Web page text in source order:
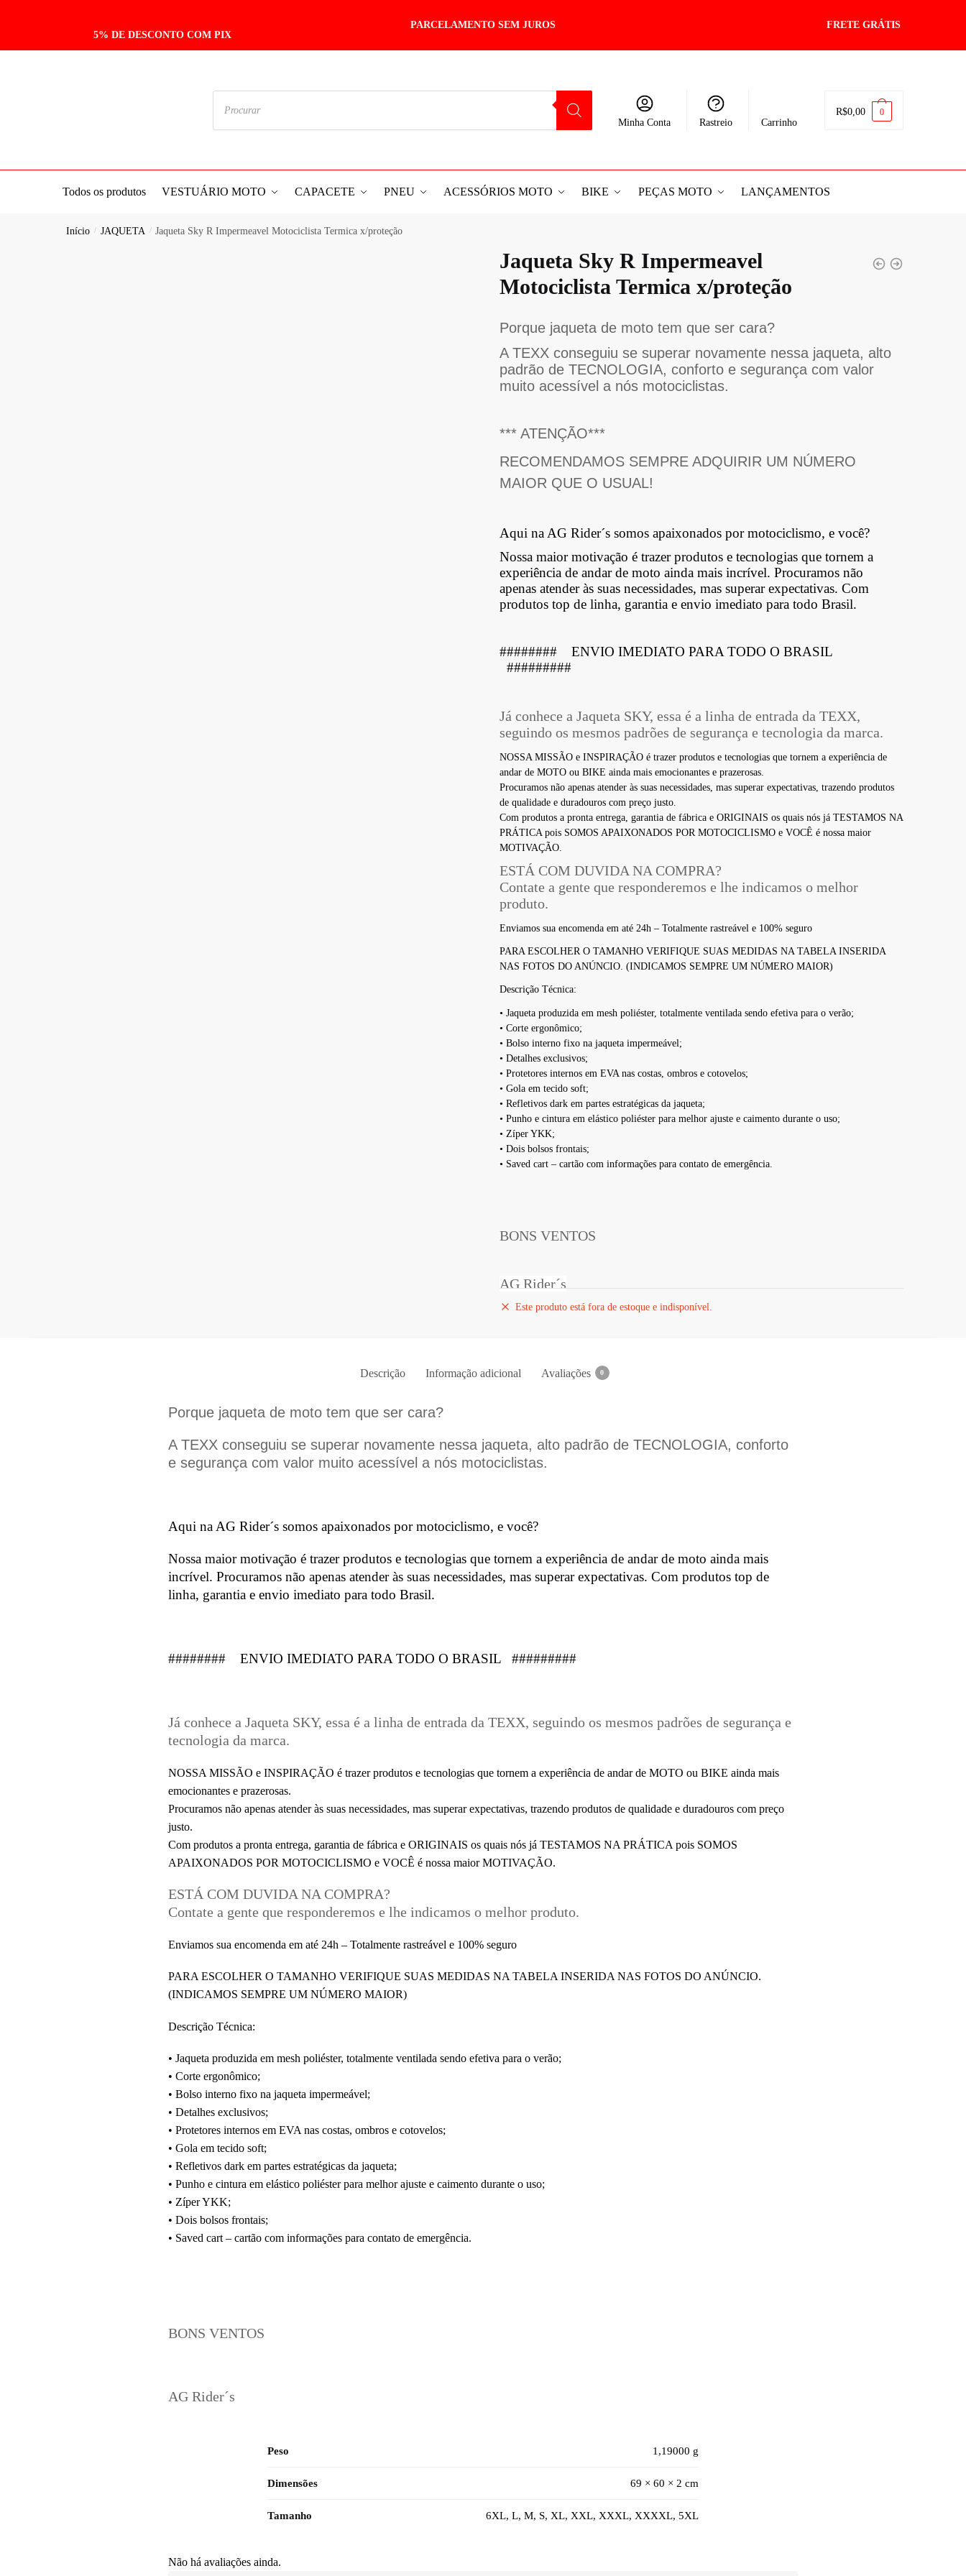
5% DE DESCONTO COM PIX
PARCELAMENTO SEM JUROS FRETE GRÁTIS
Minha Conta Rastreio Carrinho
R$0,00 0
Todos os produtos VESTUÁRIO MOTO CAPACETE PNEU ACESSÓRIOS MOTO BIKE PEÇAS MOTO LANÇAMENTOS
Início / JAQUETA / Jaqueta Sky R Impermeavel Motociclista Termica x/proteção
Jaqueta Sky R Impermeavel
Motociclista Termica x/proteção
Porque jaqueta de moto tem que ser cara?
A TEXX conseguiu se superar novamente nessa jaqueta, alto
padrão de TECNOLOGIA, conforto e segurança com valor
muito acessível a nós motociclistas.
*** ATENÇÃO***
RECOMENDAMOS SEMPRE ADQUIRIR UM NÚMERO
MAIOR QUE O USUAL!
Aqui na AG Rider´s somos apaixonados por motociclismo, e você?
Nossa maior motivação é trazer produtos e tecnologias que tornem a
experiência de andar de moto ainda mais incrível. Procuramos não
apenas atender às suas necessidades, mas superar expectativas. Com
produtos top de linha, garantia e envio imediato para todo Brasil.
######## ENVIO IMEDIATO PARA TODO O BRASIL
#########
Já conhece a Jaqueta SKY, essa é a linha de entrada da TEXX,
seguindo os mesmos padrões de segurança e tecnologia da marca.
NOSSA MISSÃO e INSPIRAÇÃO é trazer produtos e tecnologias que tornem a experiência de
andar de MOTO ou BIKE ainda mais emocionantes e prazerosas.
Procuramos não apenas atender às suas necessidades, mas superar expectativas, trazendo produtos
de qualidade e duradouros com preço justo.
Com produtos a pronta entrega, garantia de fábrica e ORIGINAIS os quais nós já TESTAMOS NA
PRÁTICA pois SOMOS APAIXONADOS POR MOTOCICLISMO e VOCÊ é nossa maior
MOTIVAÇÃO.
ESTÁ COM DUVIDA NA COMPRA?
Contate a gente que responderemos e lhe indicamos o melhor
produto.
Enviamos sua encomenda em até 24h – Totalmente rastreável e 100% seguro
PARA ESCOLHER O TAMANHO VERIFIQUE SUAS MEDIDAS NA TABELA INSERIDA
NAS FOTOS DO ANÚNCIO. (INDICAMOS SEMPRE UM NÚMERO MAIOR)
Descrição Técnica:
• Jaqueta produzida em mesh poliéster, totalmente ventilada sendo efetiva para o verão;
• Corte ergonômico;
• Bolso interno fixo na jaqueta impermeável;
• Detalhes exclusivos;
• Protetores internos em EVA nas costas, ombros e cotovelos;
• Gola em tecido soft;
• Refletivos dark em partes estratégicas da jaqueta;
• Punho e cintura em elástico poliéster para melhor ajuste e caimento durante o uso;
• Zíper YKK;
• Dois bolsos frontais;
• Saved cart – cartão com informações para contato de emergência.
BONS VENTOS
AG Rider´s
Este produto está fora de estoque e indisponível.
Descrição Informação adicional Avaliações 0
Porque jaqueta de moto tem que ser cara?
A TEXX conseguiu se superar novamente nessa jaqueta, alto padrão de TECNOLOGIA, conforto
e segurança com valor muito acessível a nós motociclistas.
Aqui na AG Rider´s somos apaixonados por motociclismo, e você?
Nossa maior motivação é trazer produtos e tecnologias que tornem a experiência de andar de moto ainda mais
incrível. Procuramos não apenas atender às suas necessidades, mas superar expectativas. Com produtos top de
linha, garantia e envio imediato para todo Brasil.
######## ENVIO IMEDIATO PARA TODO O BRASIL #########
Já conhece a Jaqueta SKY, essa é a linha de entrada da TEXX, seguindo os mesmos padrões de segurança e
tecnologia da marca.
NOSSA MISSÃO e INSPIRAÇÃO é trazer produtos e tecnologias que tornem a experiência de andar de MOTO ou BIKE ainda mais
emocionantes e prazerosas.
Procuramos não apenas atender às suas necessidades, mas superar expectativas, trazendo produtos de qualidade e duradouros com preço
justo.
Com produtos a pronta entrega, garantia de fábrica e ORIGINAIS os quais nós já TESTAMOS NA PRÁTICA pois SOMOS
APAIXONADOS POR MOTOCICLISMO e VOCÊ é nossa maior MOTIVAÇÃO.
ESTÁ COM DUVIDA NA COMPRA?
Contate a gente que responderemos e lhe indicamos o melhor produto.
Enviamos sua encomenda em até 24h – Totalmente rastreável e 100% seguro
PARA ESCOLHER O TAMANHO VERIFIQUE SUAS MEDIDAS NA TABELA INSERIDA NAS FOTOS DO ANÚNCIO.
(INDICAMOS SEMPRE UM NÚMERO MAIOR)
Descrição Técnica:
• Jaqueta produzida em mesh poliéster, totalmente ventilada sendo efetiva para o verão;
• Corte ergonômico;
• Bolso interno fixo na jaqueta impermeável;
• Detalhes exclusivos;
• Protetores internos em EVA nas costas, ombros e cotovelos;
• Gola em tecido soft;
• Refletivos dark em partes estratégicas da jaqueta;
• Punho e cintura em elástico poliéster para melhor ajuste e caimento durante o uso;
• Zíper YKK;
• Dois bolsos frontais;
• Saved cart – cartão com informações para contato de emergência.
BONS VENTOS
AG Rider´s
Peso 1,19000 g
Dimensões 69 × 60 × 2 cm
Tamanho 6XL, L, M, S, XL, XXL, XXXL, XXXXL, 5XL
Não há avaliações ainda.